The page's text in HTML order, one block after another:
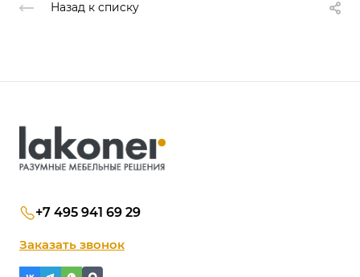
Назад к списку
+7 495 941 69 29
Заказать звонок